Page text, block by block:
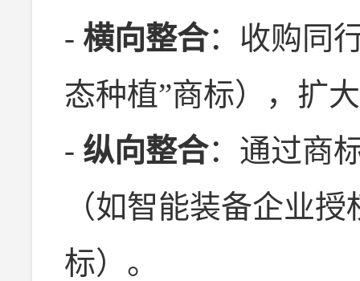
- 横向整合：收购同
态种植”商标），扩
- 纵向整合：通过商
（如智能装备企业
标）。